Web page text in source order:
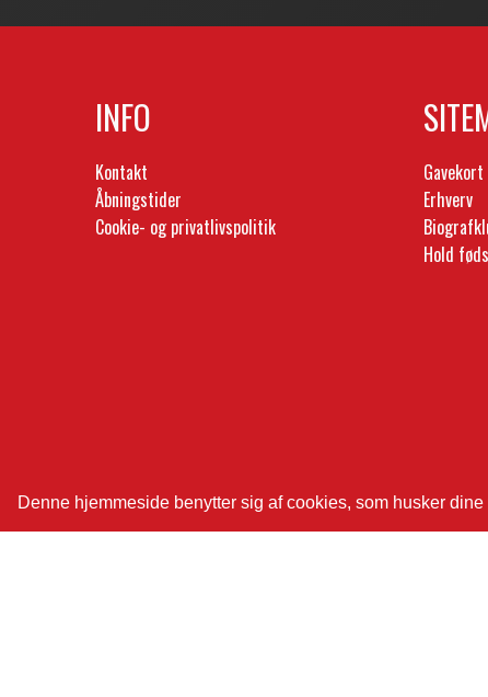
Denne hjemmeside benytter sig af cookies, som husker
INFO
Kontakt
Åbningstider
Cookie- og privatlivspolitik
Gavekort
Erhverv
Hold